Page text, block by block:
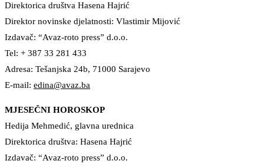
Direktorica društva Hasena Hajrić
Direktor novinske djelatnosti: Vlastimir Mijović
Izdavač: “Avaz-roto press” d.o.o.
Tel: + 387 33 281 433
Adresa: Tešanjska 24b, 71000 Sarajevo
E-mail: edina@avaz.ba
MJESEČNI HOROSKOP
Hedija Mehmedić, glavna urednica
Direktorica društva: Hasena Hajrić
Izdavač: “Avaz-roto press” d.o.o.